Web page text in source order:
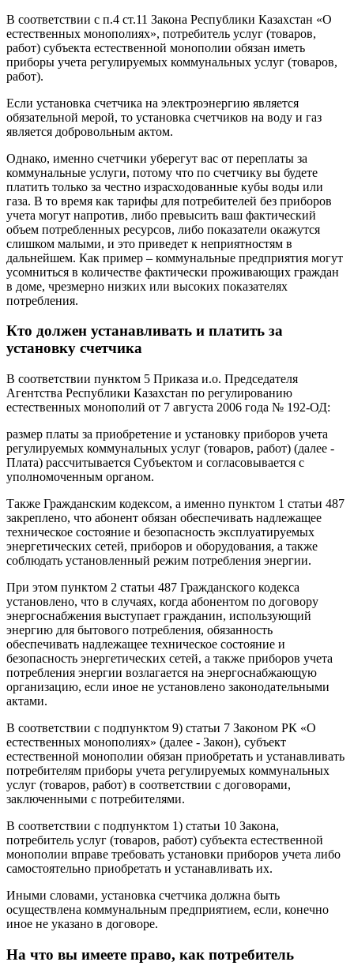
В соответствии с п.4 ст.11 Закона Республики Казахстан «О
естественных монополиях», потребитель услуг (товаров,
работ) субъекта естественной монополии обязан иметь
приборы учета регулируемых коммунальных услуг (товаров,
работ).
Если установка счетчика на электроэнергию является
обязательной мерой, то установка счетчиков на воду и газ
является добровольным актом.
Однако, именно счетчики уберегут вас от переплаты за
коммунальные услуги, потому что по счетчику вы будете
платить только за честно израсходованные кубы воды или
газа. В то время как тарифы для потребителей без приборов
учета могут напротив, либо превысить ваш фактический
объем потребленных ресурсов, либо показатели окажутся
слишком малыми, и это приведет к неприятностям в
дальнейшем. Как пример – коммунальные предприятия могут
усомниться в количестве фактически проживающих граждан
в доме, чрезмерно низких или высоких показателях
потребления.
Кто должен устанавливать и платить за
установку счетчика
В соответствии пунктом 5 Приказа и.о. Председателя
Агентства Республики Казахстан по регулированию
естественных монополий от 7 августа 2006 года № 192-ОД:
размер платы за приобретение и установку приборов учета
регулируемых коммунальных услуг (товаров, работ) (далее -
Плата) рассчитывается Субъектом и согласовывается с
уполномоченным органом.
Также Гражданским кодексом, а именно пунктом 1 статьи 487
закреплено, что абонент обязан обеспечивать надлежащее
техническое состояние и безопасность эксплуатируемых
энергетических сетей, приборов и оборудования, а также
соблюдать установленный режим потребления энергии.
При этом пунктом 2 статьи 487 Гражданского кодекса
установлено, что в случаях, когда абонентом по договору
энергоснабжения выступает гражданин, использующий
энергию для бытового потребления, обязанность
обеспечивать надлежащее техническое состояние и
безопасность энергетических сетей, а также приборов учета
потребления энергии возлагается на энергоснабжающую
организацию, если иное не установлено законодательными
актами.
В соответствии с подпунктом 9) статьи 7 Законом РК «О
естественных монополиях» (далее - Закон), субъект
естественной монополии обязан приобретать и устанавливать
потребителям приборы учета регулируемых коммунальных
услуг (товаров, работ) в соответствии с договорами,
заключенными с потребителями.
В соответствии с подпунктом 1) статьи 10 Закона,
потребитель услуг (товаров, работ) субъекта естественной
монополии вправе требовать установки приборов учета либо
самостоятельно приобретать и устанавливать их.
Иными словами, установка счетчика должна быть
осуществлена коммунальным предприятием, если, конечно
иное не указано в договоре.
На что вы имеете право, как потребитель